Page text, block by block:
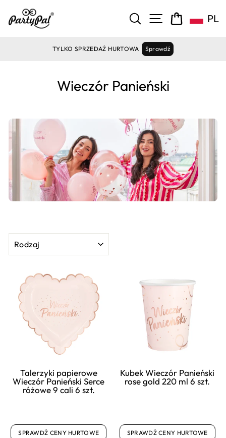
zawartość
SZUKAJNAWIGACJA
KOSZYK
PL
TYLKO SPRZEDAŻ HURTOWA Sprawdź
Wieczór Panieński
Talerzyki papierowe
Wieczór Panieński Serce
różowe 9 cali 6 szt.
SPRAWDŹ CENY HURTOWE
Kubek Wieczór Panieński
rose gold 220 ml 6 szt.
SPRAWDŹ CENY HURTOWE